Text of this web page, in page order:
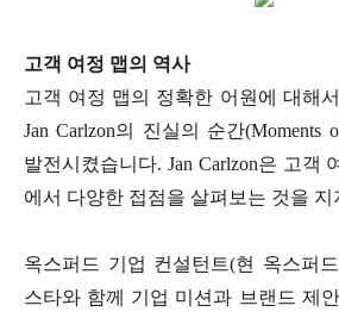
고객 여정 맵의 역사
고객 여정 맵의 정확한 어원에 대해
Jan Carlzon의 진실의 순간(Moments
발전시켰습니다. Jan Carlzon은 고객
에서 다양한 접점을 살펴보는 것을 지
옥스퍼드 기업 컨설턴트(현 옥스퍼
스타와 함께 기업 미션과 브랜드 제